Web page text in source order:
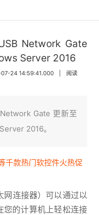
Network Gate
Server 2016
24 14:59:41.000
阅读
Gate 更新至
2016。
千款热门软控件火热促
网连接器）可以通过以
的计算机上轻松连接